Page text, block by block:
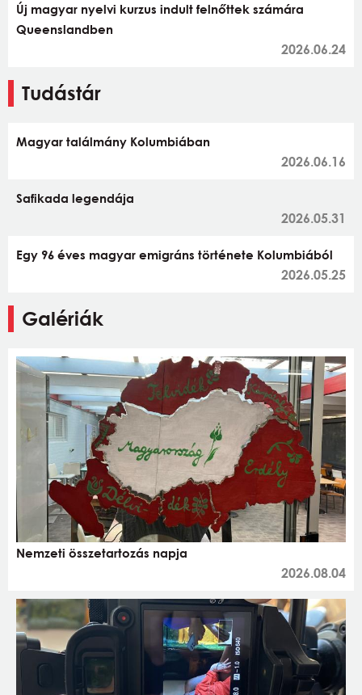
Új magyar nyelvi kurzus indult felnőttek számára
Queenslandben
2026.06.24
Tudástár
Magyar találmány Kolumbiában
2026.06.16
Safikada legendája
2026.05.31
Egy 96 éves magyar emigráns története Kolumbiából
2026.05.25
Galériák
Nemzeti összetartozás napja
2026.08.04